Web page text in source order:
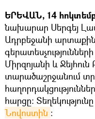
ԵՐԵՎԱՆ, 14
նախարար Սերգեյ
Ադրբեջանի
Միրզոյանի և
տարածաշրջանում
հարցը։
Նովոստին ։